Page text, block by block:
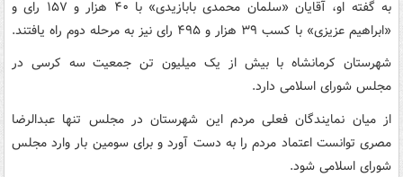
به گفته او، آقایان «سلمان محمدی بابازیدی» با ۴۰ هزار و ۱۵۷ رای و
«ابراهیم عزیزی» با کسب ۳۹ هزار و ۴۹۵ رای نیز به مرحله دوم راه یافتند.
شهرستان کرمانشاه با بیش از یک میلیون تن جمعیت سه کرسی در
مجلس شورای اسلامی دارد.
از میان نمایندگان فعلی مردم این شهرستان در مجلس تنها عبدالرضا
مصری توانست اعتماد مردم را به دست آورد و برای سومین بار وارد مجلس
شورای اسلامی شود.